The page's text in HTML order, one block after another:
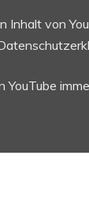
Inhalt von
YouTube